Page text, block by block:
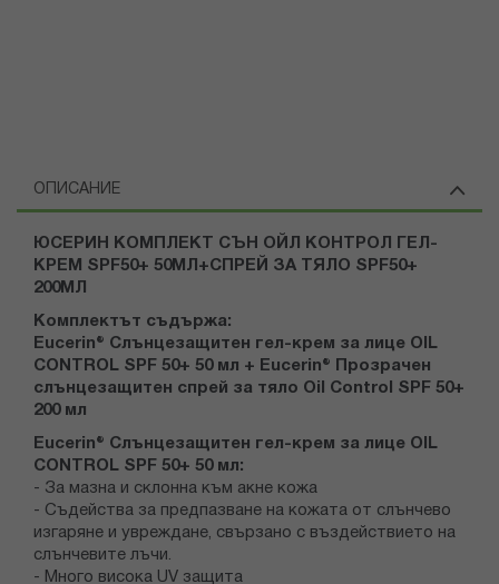
ОПИСАНИЕ
ЮСЕРИН КОМПЛЕКТ СЪН ОЙЛ КОНТРОЛ ГЕЛ-
КРЕМ SPF50+ 50МЛ+СПРЕЙ ЗА ТЯЛО SPF50+
200МЛ
Комплектът съдържа:
Eucerin® Слънцезащитен гел-крем за лице OIL
CONTROL SPF 50+ 50 мл + Eucerin® Прозрачен
слънцезащитен спрей за тяло Oil Control SPF 50+
200 мл
Eucerin® Слънцезащитен гел-крем за лице OIL
CONTROL SPF 50+ 50 мл:
- За мазна и склонна към акне кожа
- Съдейства за предпазване на кожата от слънчево
изгаряне и увреждане, свързано с въздействието на
слънчевите лъчи.
- Много висока UV защита